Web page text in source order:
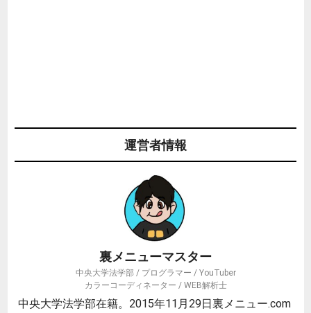
運営者情報
裏メニューマスター
中央大学法学部 / プログラマー / YouTuber
カラーコーディネーター / WEB解析士
中央大学法学部在籍。2015年11月29日裏メニュー.com